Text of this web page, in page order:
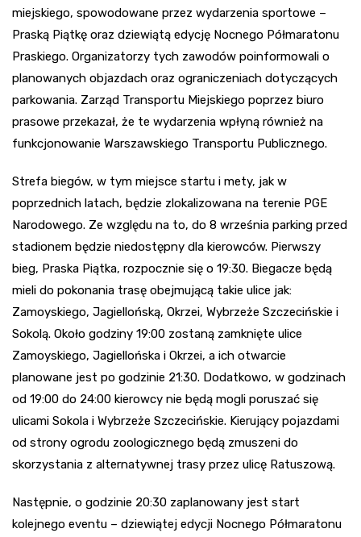
miejskiego, spowodowane przez wydarzenia sportowe –
Praską Piątkę oraz dziewiątą edycję Nocnego Półmaratonu
Praskiego. Organizatorzy tych zawodów poinformowali o
planowanych objazdach oraz ograniczeniach dotyczących
parkowania. Zarząd Transportu Miejskiego poprzez biuro
prasowe przekazał, że te wydarzenia wpłyną również na
funkcjonowanie Warszawskiego Transportu Publicznego.
Strefa biegów, w tym miejsce startu i mety, jak w
poprzednich latach, będzie zlokalizowana na terenie PGE
Narodowego. Ze względu na to, do 8 września parking przed
stadionem będzie niedostępny dla kierowców. Pierwszy
bieg, Praska Piątka, rozpocznie się o 19:30. Biegacze będą
mieli do pokonania trasę obejmującą takie ulice jak:
Zamoyskiego, Jagiellońską, Okrzei, Wybrzeże Szczecińskie i
Sokolą. Około godziny 19:00 zostaną zamknięte ulice
Zamoyskiego, Jagiellońska i Okrzei, a ich otwarcie
planowane jest po godzinie 21:30. Dodatkowo, w godzinach
od 19:00 do 24:00 kierowcy nie będą mogli poruszać się
ulicami Sokola i Wybrzeże Szczecińskie. Kierujący pojazdami
od strony ogrodu zoologicznego będą zmuszeni do
skorzystania z alternatywnej trasy przez ulicę Ratuszową.
Następnie, o godzinie 20:30 zaplanowany jest start
kolejnego eventu – dziewiątej edycji Nocnego Półmaratonu